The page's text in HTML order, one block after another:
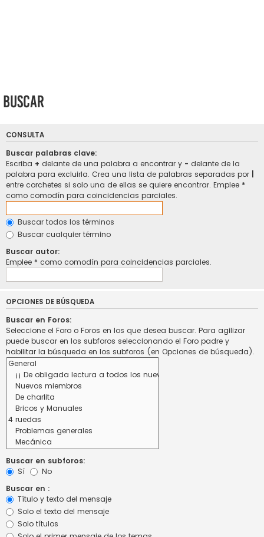
Buscar
CONSULTA
Buscar palabras clave:
Escriba + delante de una palabra a encontrar y - delante de la
palabra para excluirla. Crea una lista de palabras separadas por
entre corchetes si solo una de ellas se quiere encontrar. Emplee *
como comodín para coincidencias parciales.
Buscar todos los términos
Buscar cualquier término
Buscar autor:
Emplee * como comodín para coincidencias parciales.
OPCIONES DE BÚSQUEDA
Buscar en Foros:
Seleccione el Foro o Foros en los que desea buscar. Para agilizar
puede buscar en los subforos seleccionando el Foro padre y
habilitar la búsqueda en los subforos (en Opciones de búsqueda).
Buscar en subforos:
Sí
No
Buscar en :
Título y texto del mensaje
Solo el texto del mensaje
Solo títulos